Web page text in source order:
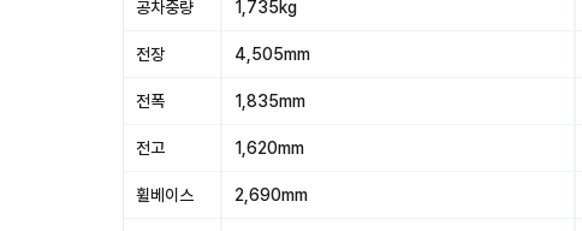
공차중량 1,735kg
전장 4,505mm
전폭 1,835mm
전고 1,620mm
휠베이스 2,690mm